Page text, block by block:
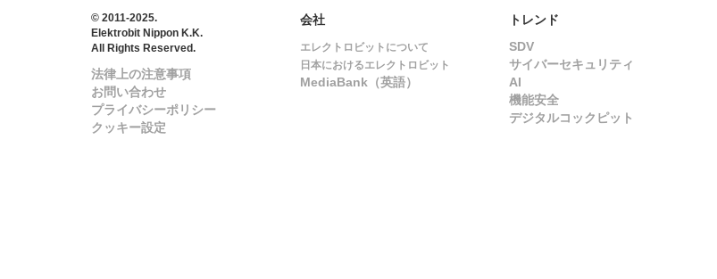
© 2011-2025.
Elektrobit Nippon K.K.
All Rights Reserved.
法律上の注意事項
お問い合わせ
プライバシーポリシー
クッキー設定
会社
エレクトロビットについて
日本におけるエレクトロビット
MediaBank（英語）
トレンド
SDV
サイバーセキュリティ
AI
機能安全
デジタルコックピット